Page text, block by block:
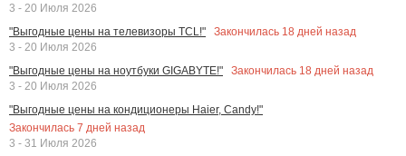
3 - 20 Июля 2026
"Выгодные цены на телевизоры TCL!"
Закончилась 18 дней назад
3 - 20 Июля 2026
"Выгодные цены на ноутбуки GIGABYTE!"
Закончилась 18 дней назад
3 - 20 Июля 2026
"Выгодные цены на кондиционеры Haier, Candy!"
Закончилась 7 дней назад
3 - 31 Июля 2026